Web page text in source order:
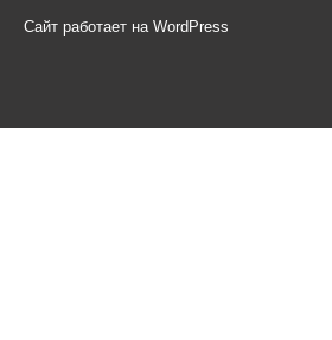
Сайт работает на WordPress